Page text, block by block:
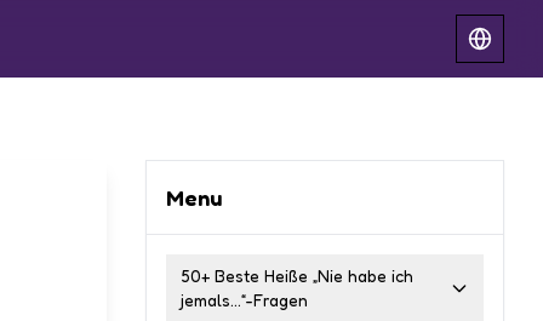
Menu
50+ Beste Heiße „Nie habe ich
jemals…“-Fragen